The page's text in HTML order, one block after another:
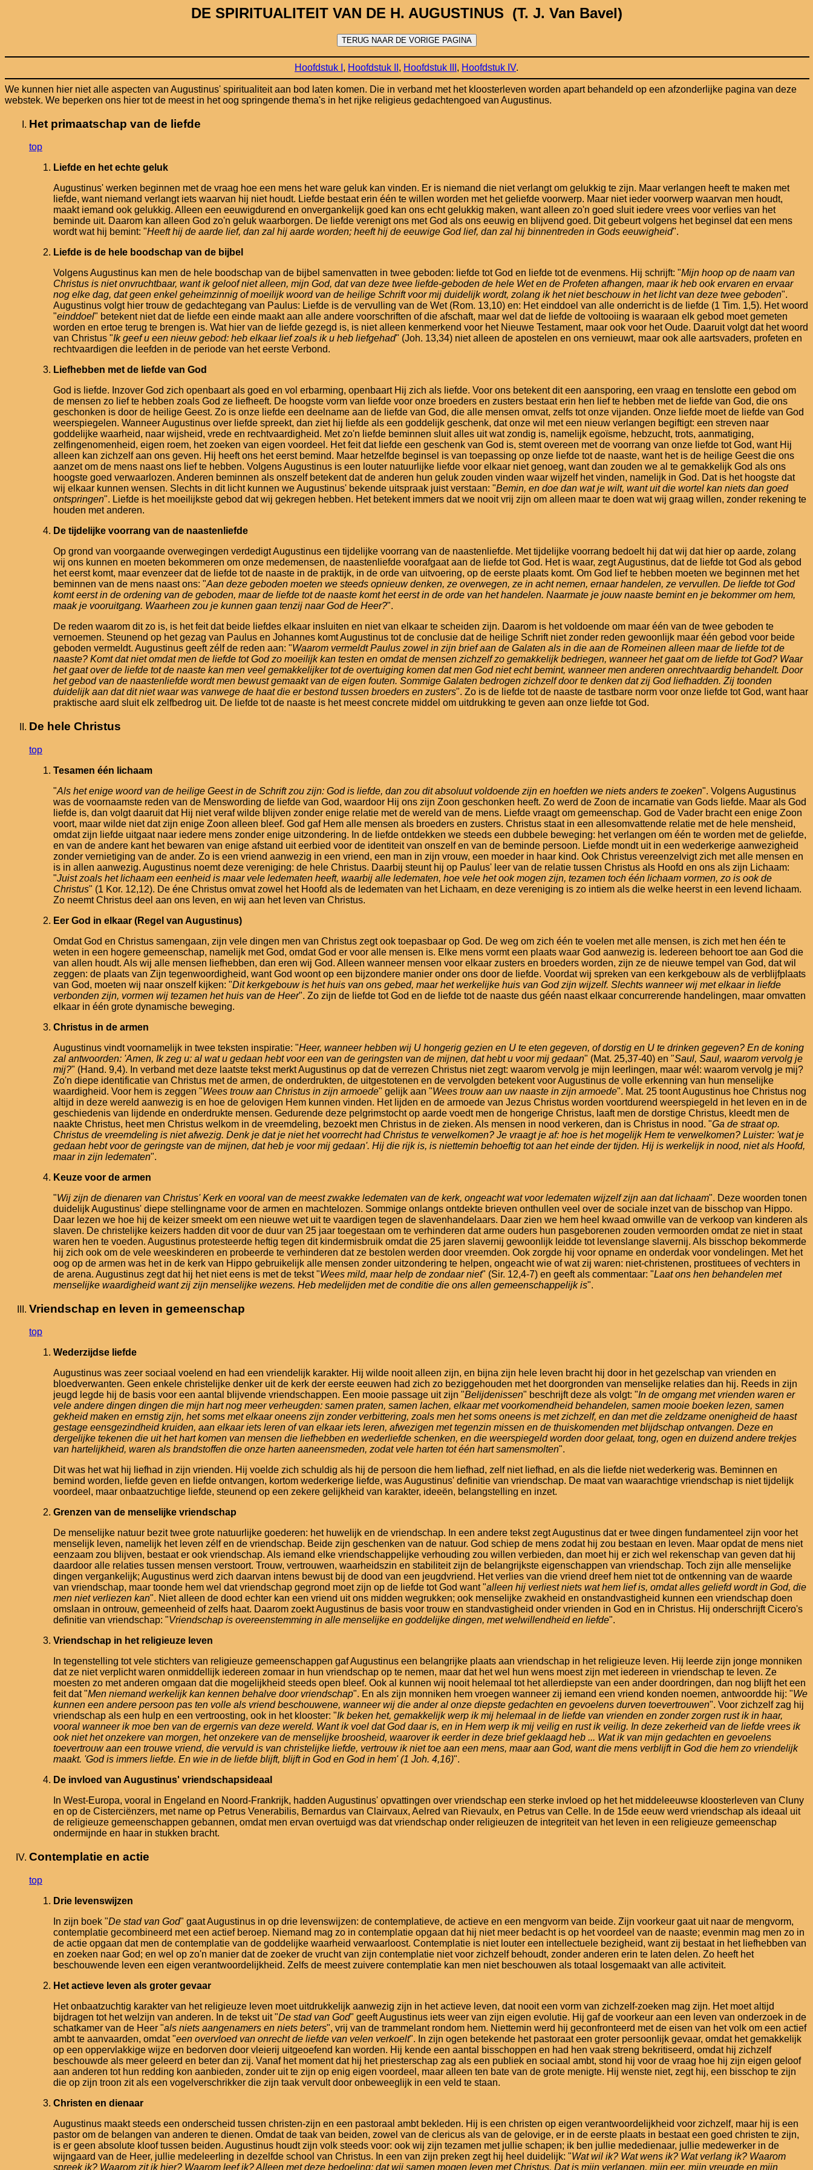
DE SPIRITUALITEIT VAN DE H. AUGUSTINUS (T. J. Van Bavel)
Hoofdstuk I , Hoofdstuk II , Hoofdstuk III , Hoofdstuk IV.
We kunnen hier niet alle aspecten van Augustinus' spiritualiteit aan bod laten komen. Die in verband met het kloosterleven worden apart behandeld op een afzonderlijke pagina van deze
webstek. We beperken ons hier tot de meest in het oog springende thema's in het rijke religieus gedachtengoed van Augustinus.
Het primaatschap van de liefde
top
Liefde en het echte geluk
Augustinus' werken beginnen met de vraag hoe een mens het ware geluk kan vinden. Er is niemand die niet verlangt om gelukkig te zijn. Maar verlangen heeft te maken met
liefde, want niemand verlangt iets waarvan hij niet houdt. Liefde bestaat erin één te willen worden met het geliefde voorwerp. Maar niet ieder voorwerp waarvan men houdt,
maakt iemand ook gelukkig. Alleen een eeuwigdurend en onvergankelijk goed kan ons echt gelukkig maken, want alleen zo'n goed sluit iedere vrees voor verlies van het
beminde uit. Daarom kan alleen God zo'n geluk waarborgen. De liefde verenigt ons met God als ons eeuwig en blijvend goed. Dit gebeurt volgens het beginsel dat een mens
wordt wat hij bemint: "Heeft hij de aarde lief, dan zal hij aarde worden; heeft hij de eeuwige God lief, dan zal hij binnentreden in Gods eeuwigheid".
Liefde is de hele boodschap van de bijbel
Volgens Augustinus kan men de hele boodschap van de bijbel samenvatten in twee geboden: liefde tot God en liefde tot de evenmens. Hij schrijft: "Mijn hoop op de naam van
Christus is niet onvruchtbaar, want ik geloof niet alleen, mijn God, dat van deze twee liefde-geboden de hele Wet en de Profeten afhangen, maar ik heb ook ervaren en ervaar
nog elke dag, dat geen enkel geheimzinnig of moeilijk woord van de heilige Schrift voor mij duidelijk wordt, zolang ik het niet beschouw in het licht van deze twee geboden".
Augustinus volgt hier trouw de gedachtegang van Paulus: Liefde is de vervulling van de Wet (Rom. 13,10) en: Het einddoel van alle onderricht is de liefde (1 Tim. 1,5). Het woord
"einddoel" betekent niet dat de liefde een einde maakt aan alle andere voorschriften of die afschaft, maar wel dat de liefde de voltooiing is waaraan elk gebod moet gemeten
worden en ertoe terug te brengen is. Wat hier van de liefde gezegd is, is niet alleen kenmerkend voor het Nieuwe Testament, maar ook voor het Oude. Daaruit volgt dat het woord
van Christus "Ik geef u een nieuw gebod: heb elkaar lief zoals ik u heb liefgehad" (Joh. 13,34) niet alleen de apostelen en ons vernieuwt, maar ook alle aartsvaders, profeten en
rechtvaardigen die leefden in de periode van het eerste Verbond.
Liefhebben met de liefde van God
God is liefde. Inzover God zich openbaart als goed en vol erbarming, openbaart Hij zich als liefde. Voor ons betekent dit een aansporing, een vraag en tenslotte een gebod om
de mensen zo lief te hebben zoals God ze liefheeft. De hoogste vorm van liefde voor onze broeders en zusters bestaat erin hen lief te hebben met de liefde van God, die ons
geschonken is door de heilige Geest. Zo is onze liefde een deelname aan de liefde van God, die alle mensen omvat, zelfs tot onze vijanden. Onze liefde moet de liefde van God
weerspiegelen. Wanneer Augustinus over liefde spreekt, dan ziet hij liefde als een goddelijk geschenk, dat onze wil met een nieuw verlangen begiftigt: een streven naar
goddelijke waarheid, naar wijsheid, vrede en rechtvaardigheid. Met zo'n liefde beminnen sluit alles uit wat zondig is, namelijk egoïsme, hebzucht, trots, aanmatiging,
zelfingenomenheid, eigen roem, het zoeken van eigen voordeel. Het feit dat liefde een geschenk van God is, stemt overeen met de voorrang van onze liefde tot God, want Hij
alleen kan zichzelf aan ons geven. Hij heeft ons het eerst bemind. Maar hetzelfde beginsel is van toepassing op onze liefde tot de naaste, want het is de heilige Geest die ons
aanzet om de mens naast ons lief te hebben. Volgens Augustinus is een louter natuurlijke liefde voor elkaar niet genoeg, want dan zouden we al te gemakkelijk God als ons
hoogste goed verwaarlozen. Anderen beminnen als onszelf betekent dat de anderen hun geluk zouden vinden waar wijzelf het vinden, namelijk in God. Dat is het hoogste dat
wij elkaar kunnen wensen. Slechts in dit licht kunnen we Augustinus' bekende uitspraak juist verstaan: "Bemin, en doe dan wat je wilt, want uit die wortel kan niets dan goed
ontspringen". Liefde is het moeilijkste gebod dat wij gekregen hebben. Het betekent immers dat we nooit vrij zijn om alleen maar te doen wat wij graag willen, zonder rekening te
houden met anderen.
De tijdelijke voorrang van de naastenliefde
Op grond van voorgaande overwegingen verdedigt Augustinus een tijdelijke voorrang van de naastenliefde. Met tijdelijke voorrang bedoelt hij dat wij dat hier op aarde, zolang
wij ons kunnen en moeten bekommeren om onze medemensen, de naastenliefde voorafgaat aan de liefde tot God. Het is waar, zegt Augustinus, dat de liefde tot God als gebod
het eerst komt, maar evenzeer dat de liefde tot de naaste in de praktijk, in de orde van uitvoering, op de eerste plaats komt. Om God lief te hebben moeten we beginnen met het
beminnen van de mens naast ons: "Aan deze geboden moeten we steeds opnieuw denken, ze overwegen, ze in acht nemen, ernaar handelen, ze vervullen. De liefde tot God
komt eerst in de ordening van de geboden, maar de liefde tot de naaste komt het eerst in de orde van het handelen. Naarmate je jouw naaste bemint en je bekommer om hem,
maak je vooruitgang. Waarheen zou je kunnen gaan tenzij naar God de Heer?".
De reden waarom dit zo is, is het feit dat beide liefdes elkaar insluiten en niet van elkaar te scheiden zijn. Daarom is het voldoende om maar één van de twee geboden te
vernoemen. Steunend op het gezag van Paulus en Johannes komt Augustinus tot de conclusie dat de heilige Schrift niet zonder reden gewoonlijk maar één gebod voor beide
geboden vermeldt. Augustinus geeft zélf de reden aan: "Waarom vermeldt Paulus zowel in zijn brief aan de Galaten als in die aan de Romeinen alleen maar de liefde tot de
naaste? Komt dat niet omdat men de liefde tot God zo moeilijk kan testen en omdat de mensen zichzelf zo gemakkelijk bedriegen, wanneer het gaat om de liefde tot God? Waar
het gaat over de liefde tot de naaste kan men veel gemakkelijker tot de overtuiging komen dat men God niet echt bemint, wanneer men anderen onrechtvaardig behandelt. Door
het gebod van de naastenliefde wordt men bewust gemaakt van de eigen fouten. Sommige Galaten bedrogen zichzelf door te denken dat zij God liefhadden. Zij toonden
duidelijk aan dat dit niet waar was vanwege de haat die er bestond tussen broeders en zusters". Zo is de liefde tot de naaste de tastbare norm voor onze liefde tot God, want haar
praktische aard sluit elk zelfbedrog uit. De liefde tot de naaste is het meest concrete middel om uitdrukking te geven aan onze liefde tot God.
De hele Christus
top
Tesamen één lichaam
"Als het enige woord van de heilige Geest in de Schrift zou zijn: God is liefde, dan zou dit absoluut voldoende zijn en hoefden we niets anders te zoeken". Volgens Augustinus
was de voornaamste reden van de Menswording de liefde van God, waardoor Hij ons zijn Zoon geschonken heeft. Zo werd de Zoon de incarnatie van Gods liefde. Maar als God
liefde is, dan volgt daaruit dat Hij niet veraf wilde blijven zonder enige relatie met de wereld van de mens. Liefde vraagt om gemeenschap. God de Vader bracht een enige Zoon
voort, maar wilde niet dat zijn enige Zoon alleen bleef. God gaf Hem alle mensen als broeders en zusters. Christus staat in een allesomvattende relatie met de hele mensheid,
omdat zijn liefde uitgaat naar iedere mens zonder enige uitzondering. In de liefde ontdekken we steeds een dubbele beweging: het verlangen om één te worden met de geliefde,
en van de andere kant het bewaren van enige afstand uit eerbied voor de identiteit van onszelf en van de beminde persoon. Liefde mondt uit in een wederkerige aanwezigheid
zonder vernietiging van de ander. Zo is een vriend aanwezig in een vriend, een man in zijn vrouw, een moeder in haar kind. Ook Christus vereenzelvigt zich met alle mensen en
is in allen aanwezig. Augustinus noemt deze vereniging: de hele Christus. Daarbij steunt hij op Paulus' leer van de relatie tussen Christus als Hoofd en ons als zijn Lichaam:
"Juist zoals het lichaam een eenheid is maar vele ledematen heeft, waarbij alle ledematen, hoe vele het ook mogen zijn, tezamen toch één lichaam vormen, zo is ook de
Christus" (1 Kor. 12,12). De éne Christus omvat zowel het Hoofd als de ledematen van het Lichaam, en deze vereniging is zo intiem als die welke heerst in een levend lichaam.
Zo neemt Christus deel aan ons leven, en wij aan het leven van Christus.
Eer God in elkaar (Regel van Augustinus)
Omdat God en Christus samengaan, zijn vele dingen men van Christus zegt ook toepasbaar op God. De weg om zich één te voelen met alle mensen, is zich met hen één te
weten in een hogere gemeenschap, namelijk met God, omdat God er voor alle mensen is. Elke mens vormt een plaats waar God aanwezig is. Iedereen behoort toe aan God die
van allen houdt. Als wij alle mensen liefhebben, dan eren wij God. Alleen wanneer mensen voor elkaar zusters en broeders worden, zijn ze de nieuwe tempel van God, dat wil
zeggen: de plaats van Zijn tegenwoordigheid, want God woont op een bijzondere manier onder ons door de liefde. Voordat wij spreken van een kerkgebouw als de verblijfplaats
van God, moeten wij naar onszelf kijken: "Dit kerkgebouw is het huis van ons gebed, maar het werkelijke huis van God zijn wijzelf. Slechts wanneer wij met elkaar in liefde
verbonden zijn, vormen wij tezamen het huis van de Heer". Zo zijn de liefde tot God en de liefde tot de naaste dus géén naast elkaar concurrerende handelingen, maar omvatten
elkaar in één grote dynamische beweging.
Christus in de armen
Augustinus vindt voornamelijk in twee teksten inspiratie: "Heer, wanneer hebben wij U hongerig gezien en U te eten gegeven, of dorstig en U te drinken gegeven? En de koning
zal antwoorden: 'Amen, Ik zeg u: al wat u gedaan hebt voor een van de geringsten van de mijnen, dat hebt u voor mij gedaan" (Mat. 25,37-40) en "Saul, Saul, waarom vervolg je
mij?" (Hand. 9,4). In verband met deze laatste tekst merkt Augustinus op dat de verrezen Christus niet zegt: waarom vervolg je mijn leerlingen, maar wél: waarom vervolg je mij?
Zo'n diepe identificatie van Christus met de armen, de onderdrukten, de uitgestotenen en de vervolgden betekent voor Augustinus de volle erkenning van hun menselijke
waardigheid. Voor hem is zeggen "Wees trouw aan Christus in zijn armoede" gelijk aan "Wees trouw aan uw naaste in zijn armoede". Mat. 25 toont Augustinus hoe Christus nog
altijd in deze wereld aanwezig is en hoe de gelovigen Hem kunnen vinden. Het lijden en de armoede van Jezus Christus worden voortdurend weerspiegeld in het leven en in de
geschiedenis van lijdende en onderdrukte mensen. Gedurende deze pelgrimstocht op aarde voedt men de hongerige Christus, laaft men de dorstige Christus, kleedt men de
naakte Christus, heet men Christus welkom in de vreemdeling, bezoekt men Christus in de zieken. Als mensen in nood verkeren, dan is Christus in nood. "Ga de straat op.
Christus de vreemdeling is niet afwezig. Denk je dat je niet het voorrecht had Christus te verwelkomen? Je vraagt je af: hoe is het mogelijk Hem te verwelkomen? Luister: 'wat je
gedaan hebt voor de geringste van de mijnen, dat heb je voor mij gedaan'. Hij die rijk is, is niettemin behoeftig tot aan het einde der tijden. Hij is werkelijk in nood, niet als Hoofd,
maar in zijn ledematen".
Keuze voor de armen
"Wij zijn de dienaren van Christus' Kerk en vooral van de meest zwakke ledematen van de kerk, ongeacht wat voor ledematen wijzelf zijn aan dat lichaam". Deze woorden tonen
duidelijk Augustinus' diepe stellingname voor de armen en machtelozen. Sommige onlangs ontdekte brieven onthullen veel over de sociale inzet van de bisschop van Hippo.
Daar lezen we hoe hij de keizer smeekt om een nieuwe wet uit te vaardigen tegen de slavenhandelaars. Daar zien we hem heel kwaad omwille van de verkoop van kinderen als
slaven. De christelijke keizers hadden dit voor de duur van 25 jaar toegestaan om te verhinderen dat arme ouders hun pasgeborenen zouden vermoorden omdat ze niet in staat
waren hen te voeden. Augustinus protesteerde heftig tegen dit kindermisbruik omdat die 25 jaren slavernij gewoonlijk leidde tot levenslange slavernij. Als bisschop bekommerde
hij zich ook om de vele weeskinderen en probeerde te verhinderen dat ze bestolen werden door vreemden. Ook zorgde hij voor opname en onderdak voor vondelingen. Met het
oog op de armen was het in de kerk van Hippo gebruikelijk alle mensen zonder uitzondering te helpen, ongeacht wie of wat zij waren: niet-christenen, prostituees of vechters in
de arena. Augustinus zegt dat hij het niet eens is met de tekst "Wees mild, maar help de zondaar niet" (Sir. 12,4-7) en geeft als commentaar: "Laat ons hen behandelen met
menselijke waardigheid want zij zijn menselijke wezens. Heb medelijden met de conditie die ons allen gemeenschappelijk is".
Vriendschap en leven in gemeenschap
top
Wederzijdse liefde
Augustinus was zeer sociaal voelend en had een vriendelijk karakter. Hij wilde nooit alleen zijn, en bijna zijn hele leven bracht hij door in het gezelschap van vrienden en
bloedverwanten. Geen enkele christelijke denker uit de kerk der eerste eeuwen had zich zo beziggehouden met het doorgronden van menselijke relaties dan hij. Reeds in zijn
jeugd legde hij de basis voor een aantal blijvende vriendschappen. Een mooie passage uit zijn "Belijdenissen" beschrijft deze als volgt: "In de omgang met vrienden waren er
vele andere dingen dingen die mijn hart nog meer verheugden: samen praten, samen lachen, elkaar met voorkomendheid behandelen, samen mooie boeken lezen, samen
gekheid maken en ernstig zijn, het soms met elkaar oneens zijn zonder verbittering, zoals men het soms oneens is met zichzelf, en dan met die zeldzame onenigheid de haast
gestage eensgezindheid kruiden, aan elkaar iets leren of van elkaar iets leren, afwezigen met tegenzin missen en de thuiskomenden met blijdschap ontvangen. Deze en
dergelijke tekenen die uit het hart komen van mensen die liefhebben en wederliefde schenken, en die weerspiegeld worden door gelaat, tong, ogen en duizend andere trekjes
van hartelijkheid, waren als brandstoffen die onze harten aaneensmeden, zodat vele harten tot één hart samensmolten".
Dit was het wat hij liefhad in zijn vrienden. Hij voelde zich schuldig als hij de persoon die hem liefhad, zelf niet liefhad, en als die liefde niet wederkerig was. Beminnen en
bemind worden, liefde geven en liefde ontvangen, kortom wederkerige liefde, was Augustinus' definitie van vriendschap. De maat van waarachtige vriendschap is niet tijdelijk
voordeel, maar onbaatzuchtige liefde, steunend op een zekere gelijkheid van karakter, ideeën, belangstelling en inzet.
Grenzen van de menselijke vriendschap
De menselijke natuur bezit twee grote natuurlijke goederen: het huwelijk en de vriendschap. In een andere tekst zegt Augustinus dat er twee dingen fundamenteel zijn voor het
menselijk leven, namelijk het leven zélf en de vriendschap. Beide zijn geschenken van de natuur. God schiep de mens zodat hij zou bestaan en leven. Maar opdat de mens niet
eenzaam zou blijven, bestaat er ook vriendschap. Als iemand elke vriendschappelijke verhouding zou willen verbieden, dan moet hij er zich wel rekenschap van geven dat hij
daardoor alle relaties tussen mensen verstoort. Trouw, vertrouwen, waarheidszin en stabiliteit zijn de belangrijkste eigenschappen van vriendschap. Toch zijn alle menselijke
dingen vergankelijk; Augustinus werd zich daarvan intens bewust bij de dood van een jeugdvriend. Het verlies van die vriend dreef hem niet tot de ontkenning van de waarde
van vriendschap, maar toonde hem wel dat vriendschap gegrond moet zijn op de liefde tot God want "alleen hij verliest niets wat hem lief is, omdat alles geliefd wordt in God, die
men niet verliezen kan". Niet alleen de dood echter kan een vriend uit ons midden wegrukken; ook menselijke zwakheid en onstandvastigheid kunnen een vriendschap doen
omslaan in ontrouw, gemeenheid of zelfs haat. Daarom zoekt Augustinus de basis voor trouw en standvastigheid onder vrienden in God en in Christus. Hij onderschrijft Cicero's
definitie van vriendschap: "Vriendschap is overeenstemming in alle menselijke en goddelijke dingen, met welwillendheid en liefde".
Vriendschap in het religieuze leven
In tegenstelling tot vele stichters van religieuze gemeenschappen gaf Augustinus een belangrijke plaats aan vriendschap in het religieuze leven. Hij leerde zijn jonge monniken
dat ze niet verplicht waren onmiddellijk iedereen zomaar in hun vriendschap op te nemen, maar dat het wel hun wens moest zijn met iedereen in vriendschap te leven. Ze
moesten zo met anderen omgaan dat die mogelijkheid steeds open bleef. Ook al kunnen wij nooit helemaal tot het allerdiepste van een ander doordringen, dan nog blijft het een
feit dat "Men niemand werkelijk kan kennen behalve door vriendschap". En als zijn monniken hem vroegen wanneer zij iemand een vriend konden noemen, antwoordde hij: "We
kunnen een andere persoon pas ten volle als vriend beschouwene, wanneer wij die ander al onze diepste gedachten en gevoelens durven toevertrouwen". Voor zichzelf zag hij
vriendschap als een hulp en een vertroosting, ook in het klooster: "Ik beken het, gemakkelijk werp ik mij helemaal in de liefde van vrienden en zonder zorgen rust ik in haar,
vooral wanneer ik moe ben van de ergernis van deze wereld. Want ik voel dat God daar is, en in Hem werp ik mij veilig en rust ik veilig. In deze zekerheid van de liefde vrees ik
ook niet het onzekere van morgen, het onzekere van de menselijke broosheid, waarover ik eerder in deze brief geklaagd heb ... Wat ik van mijn gedachten en gevoelens
toevertrouw aan een trouwe vriend, die vervuld is van christelijke liefde, vertrouw ik niet toe aan een mens, maar aan God, want die mens verblijft in God die hem zo vriendelijk
maakt. 'God is immers liefde. En wie in de liefde blijft, blijft in God en God in hem' (1 Joh. 4,16)".
De invloed van Augustinus' vriendschapsideaal
In West-Europa, vooral in Engeland en Noord-Frankrijk, hadden Augustinus' opvattingen over vriendschap een sterke invloed op het het middeleeuwse kloosterleven van Cluny
en op de Cisterciënzers, met name op Petrus Venerabilis, Bernardus van Clairvaux, Aelred van Rievaulx, en Petrus van Celle. In de 15de eeuw werd vriendschap als ideaal uit
de religieuze gemeenschappen gebannen, omdat men ervan overtuigd was dat vriendschap onder religieuzen de integriteit van het leven in een religieuze gemeenschap
ondermijnde en haar in stukken bracht.
Contemplatie en actie
top
Drie levenswijzen
In zijn boek "De stad van God" gaat Augustinus in op drie levenswijzen: de contemplatieve, de actieve en een mengvorm van beide. Zijn voorkeur gaat uit naar de mengvorm,
contemplatie gecombineerd met een actief beroep. Niemand mag zo in contemplatie opgaan dat hij niet meer bedacht is op het voordeel van de naaste; evenmin mag men zo in
de actie opgaan dat men de contemplatie van de goddelijke waarheid verwaarloost. Contemplatie is niet louter een intellectuele bezigheid, want zij bestaat in het liefhebben van
en zoeken naar God; en wel op zo'n manier dat de zoeker de vrucht van zijn contemplatie niet voor zichzelf behoudt, zonder anderen erin te laten delen. Zo heeft het
beschouwende leven een eigen verantwoordelijkheid. Zelfs de meest zuivere contemplatie kan men niet beschouwen als totaal losgemaakt van alle activiteit.
Het actieve leven als groter gevaar
Het onbaatzuchtig karakter van het religieuze leven moet uitdrukkelijk aanwezig zijn in het actieve leven, dat nooit een vorm van zichzelf-zoeken mag zijn. Het moet altijd
bijdragen tot het welzijn van anderen. In de tekst uit "De stad van God" geeft Augustinus iets weer van zijn eigen evolutie. Hij gaf de voorkeur aan een leven van onderzoek in de
schatkamer van de Heer "als niets aangenamers en niets beters", vrij van de trammelant rondom hem. Niettemin werd hij geconfronteerd met de eisen van het volk om een actief
ambt te aanvaarden, omdat "een overvloed van onrecht de liefde van velen verkoelt". In zijn ogen betekende het pastoraat een groter persoonlijk gevaar, omdat het gemakkelijk
op een oppervlakkige wijze en bedorven door vleierij uitgeoefend kan worden. Hij kende een aantal bisschoppen en had hen vaak streng bekritiseerd, omdat hij zichzelf
beschouwde als meer geleerd en beter dan zij. Vanaf het moment dat hij het priesterschap zag als een publiek en sociaal ambt, stond hij voor de vraag hoe hij zijn eigen geloof
aan anderen tot hun redding kon aanbieden, zonder uit te zijn op enig eigen voordeel, maar alleen ten bate van de grote menigte. Hij wenste niet, zegt hij, een bisschop te zijn
die op zijn troon zit als een vogelverschrikker die zijn taak vervult door onbeweeglijk in een veld te staan.
Christen en dienaar
Augustinus maakt steeds een onderscheid tussen christen-zijn en een pastoraal ambt bekleden. Hij is een christen op eigen verantwoordelijkheid voor zichzelf, maar hij is een
pastor om de belangen van anderen te dienen. Omdat de taak van beiden, zowel van de clericus als van de gelovige, er in de eerste plaats in bestaat een goed christen te zijn,
is er geen absolute kloof tussen beiden. Augustinus houdt zijn volk steeds voor: ook wij zijn tezamen met jullie schapen; ik ben jullie mededienaar, jullie medewerker in de
wijngaard van de Heer, jullie medeleerling in dezelfde school van Christus. In een van zijn preken zegt hij heel duidelijk: "Wat wil ik? Wat wens ik? Wat verlang ik? Waarom
spreek ik? Waarom zit ik hier? Waarom leef ik? Alleen met deze bedoeling: dat wij samen mogen leven met Christus. Dat is mijn verlangen, mijn eer, mijn vreugde en mijn